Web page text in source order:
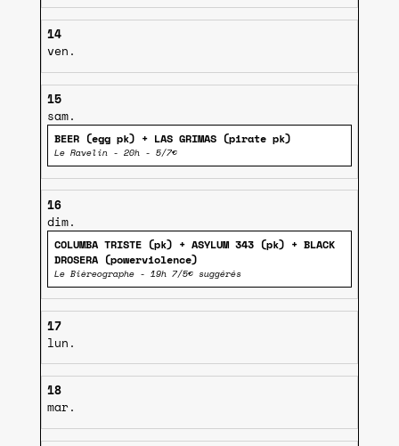
14
ven.
15
sam.
BEER (egg pk) + LAS GRIMAS (pirate pk)
Le Ravelin - 20h - 5/7€
16
dim.
COLUMBA TRISTE (pk) + ASYLUM 343 (pk) + BLACK
DROSERA (powerviolence)
Le Bièreographe - 19h 7/5€ suggérés
17
lun.
18
mar.